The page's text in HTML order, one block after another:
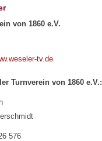
von 1860 e.V.
tv.de
Turnverein von 1860 e.V.:
576